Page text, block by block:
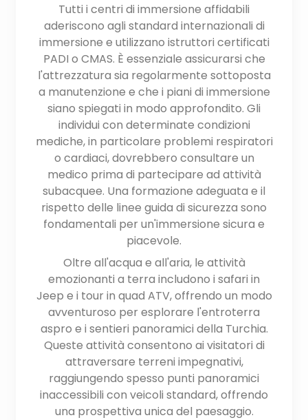
Tutti i centri di immersione affidabili
aderiscono agli standard internazionali di
immersione e utilizzano istruttori certificati
PADI o CMAS. È essenziale assicurarsi che
l'attrezzatura sia regolarmente sottoposta
a manutenzione e che i piani di immersione
siano spiegati in modo approfondito. Gli
individui con determinate condizioni
mediche, in particolare problemi respiratori
o cardiaci, dovrebbero consultare un
medico prima di partecipare ad attività
subacquee. Una formazione adeguata e il
rispetto delle linee guida di sicurezza sono
fondamentali per un'immersione sicura e
piacevole.
Oltre all'acqua e all'aria, le attività
emozionanti a terra includono i safari in
Jeep e i tour in quad ATV, offrendo un modo
avventuroso per esplorare l'entroterra
aspro e i sentieri panoramici della Turchia.
Queste attività consentono ai visitatori di
attraversare terreni impegnativi,
raggiungendo spesso punti panoramici
inaccessibili con veicoli standard, offrendo
una prospettiva unica del paesaggio.